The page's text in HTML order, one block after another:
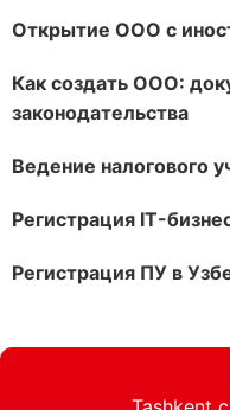
Открытие ООО с
Как создать ООО:
законодательства
Ведение налогового
Регистрация IT-
Регистрация ПУ в